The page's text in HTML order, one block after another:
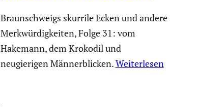
Braunschweigs skurrile Ecken und andere
Merkwürdigkeiten, Folge 31: vom
Hakemann, dem Krokodil und
neugierigen Männerblicken.Weiterlesen